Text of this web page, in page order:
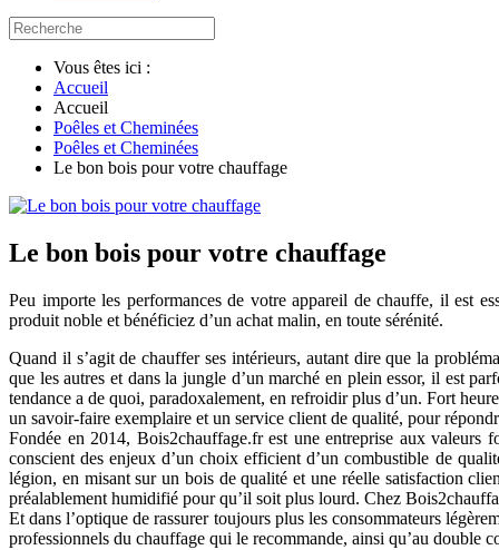
Vous êtes ici :
Accueil
Accueil
Poêles et Cheminées
Poêles et Cheminées
Le bon bois pour votre chauffage
Le bon bois pour votre chauffage
Peu importe les performances de votre appareil de chauffe, il est
produit noble et bénéficiez d’un achat malin, en toute sérénité.
Quand il s’agit de chauffer ses intérieurs, autant dire que la
que les autres et dans la jungle d’un marché en plein essor, il est
tendance a de quoi, paradoxalement, en refroidir plus d’un. Fort
un savoir-faire exemplaire et un service client de qualité, pour
Fondée en 2014, Bois2chauffage.fr est une entreprise aux valeurs
conscient des enjeux d’un choix efficient d’un combustible de
légion, en misant sur un bois de qualité et une réelle satisfaction
préalablement humidifié pour qu’il soit plus lourd. Chez
Et dans l’optique de rassurer toujours plus les consommateurs
professionnels du chauffage qui le recommande, ainsi qu’au double